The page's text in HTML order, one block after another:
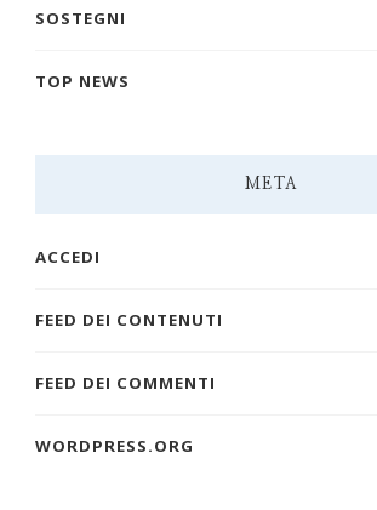
SOSTEGNI
TOP NEWS
META
ACCEDI
FEED DEI CONTENUTI
FEED DEI COMMENTI
WORDPRESS.ORG